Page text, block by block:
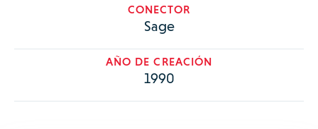
CONECTOR
Sage
AÑO DE CREACIÓN
1990